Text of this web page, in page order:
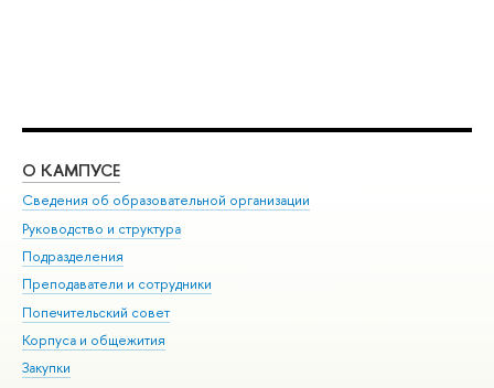
О КАМПУСЕ
Сведения об образовательной организации
Руководство и структура
Подразделения
Преподаватели и сотрудники
Попечительский совет
Корпуса и общежития
Закупки